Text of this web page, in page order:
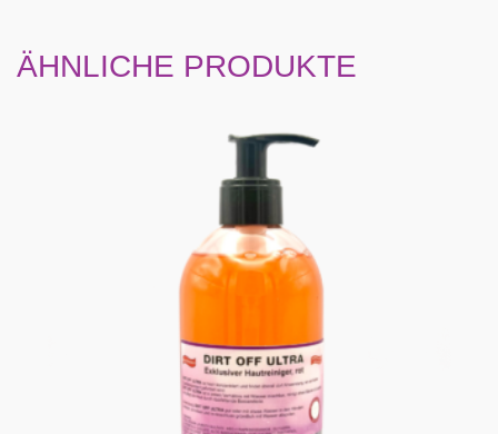
ÄHNLICHE PRODUKTE